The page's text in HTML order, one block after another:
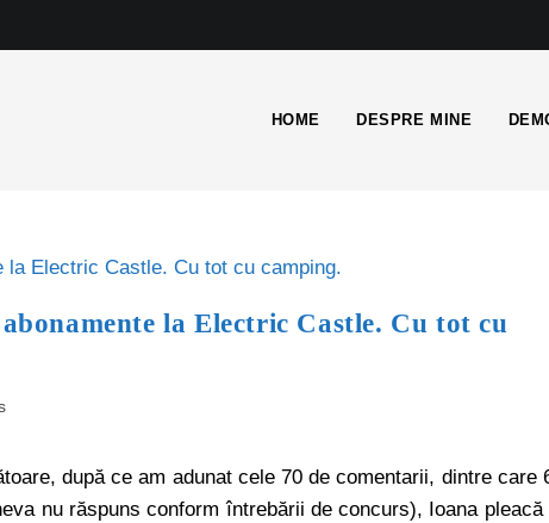
HOME DESPRE MINE
la Electric Castle. Cu tot cu
după ce am adunat cele 70 de comentarii, dintre care
nu răspuns conform întrebării de concurs), Ioana pleacă